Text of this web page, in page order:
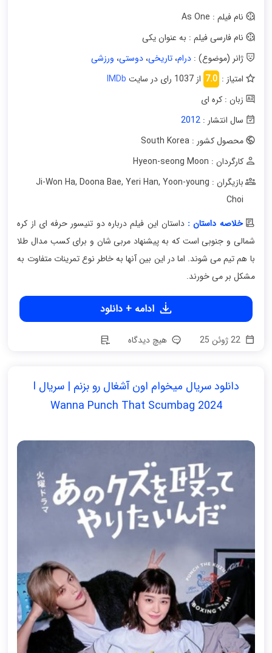
نام فیلم : As One
نام فارسی فیلم : به عنوان یکی
ژانر (موضوع) :درام،تاریخی،دوستی، ورزشی
امتیاز : 7.0 از 1037 رای در سایت
IMDb
زبان : کره ای
سال انتشار :2012
محصول کشور : South Korea
کارگردان : Hyeon-seong Moon
بازیگران : Ji-Won Ha
, Doona Bae, Yeri Han, Yoon-young
Choi
خلاصه داستان :داستان این فیلم درباره دو تنیسور حرفه ای از کره
شمالی و جنوبی است که به پیشنهاد مربی شان و برای کسب مدال طلا
با هم تیم می شوند. اما در این بین آنها به خاطر نوع تمرینات متفاوت به
مشکل بر می خورند.
ادامه + دانلود
22 ژوئن 25 هیچ دیدگاه
دانلود سریال میخوام اون آشغال رو بزنم | سریال I
Wanna Punch That Scumbag 2024